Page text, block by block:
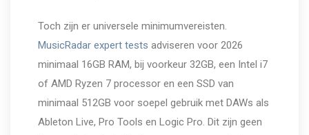
Toch zijn er universele minimumvereisten.
MusicRadar expert tests adviseren voor 2026
minimaal 16GB RAM, bij voorkeur 32GB, een Intel i7
of AMD Ryzen 7 processor en een SSD van
minimaal 512GB voor soepel gebruik met DAWs als
Ableton Live, Pro Tools en Logic Pro. Dit zijn geen